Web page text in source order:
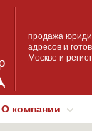
продажа
адресов и
Москве и
О компании